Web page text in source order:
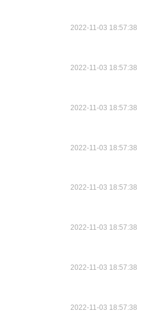
2022-11-03 18:57:38
2022-11-03 18:57:38
2022-11-03 18:57:38
2022-11-03 18:57:38
2022-11-03 18:57:38
2022-11-03 18:57:38
2022-11-03 18:57:38
2022-11-03 18:57:38